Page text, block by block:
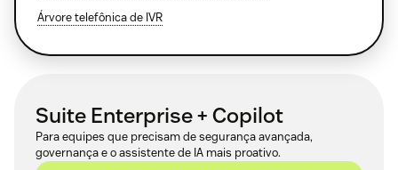
Árvore telefônica de IVR
Suite Enterprise + Copilot
Para equipes que precisam de segurança avançada,
governança e o assistente de IA mais proativo.